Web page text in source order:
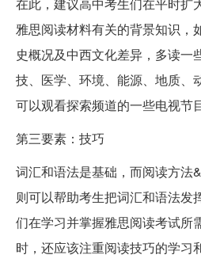
雅思阅读材料有关的背景知识，
史概况及中西文化差异，多读一
技、医学、环境、能源、地质、
可以观看探索频道的一些电视节
第三要素：技巧
词汇和语法是基础，而阅读方法
则可以帮助考生把词汇和语法发
们在学习并掌握雅思阅读考试所
时，还应该注重阅读技巧的学习